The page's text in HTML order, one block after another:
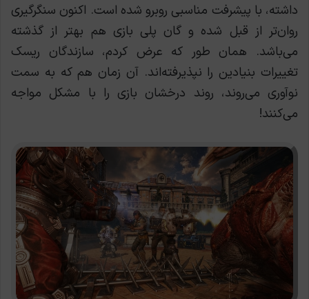
داشته، با پیشرفت مناسبی روبرو شده است. اکنون سنگرگیری
روان‌تر از قبل شده و گان پلی بازی هم بهتر از گذشته
می‌باشد. همان طور که عرض کردم، سازندگان ریسک
تغییرات بنیادین را نپذیرفته‌اند. آن زمان هم که به سمت
نوآوری می‌روند، روند درخشان بازی را با مشکل مواجه
می‌کنند!